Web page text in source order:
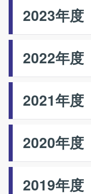
2023年度
2022年度
2021年度
2020年度
2019年度